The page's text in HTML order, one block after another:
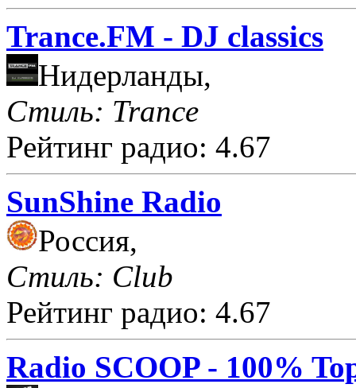
Trance.FM - DJ classics
Нидерланды,
Стиль: Trance
Рейтинг радио: 4.67
SunShine Radio
Россия,
Стиль: Club
Рейтинг радио: 4.67
Radio SCOOP - 100%